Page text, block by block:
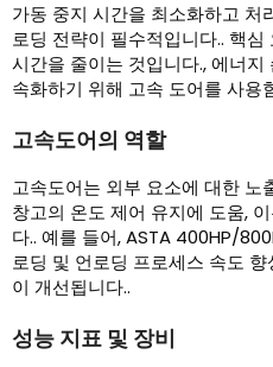
가동 중지 시간을 최소화하고 처
로딩 전략이 필수적입니다.. 핵
시간을 줄이는 것입니다., 에너
속화하기 위해 고속 도어를 사용
고속도어의 역할
고속도어는 외부 요소에 대한 노
창고의 온도 제어 유지에 도움,
다.. 예를 들어, ASTA 400HP/
로딩 및 언로딩 프로세스 속도
이 개선됩니다..
성능 지표 및 장비